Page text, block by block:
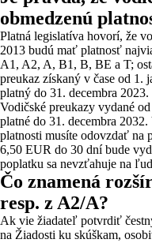
obmedzenú
Platná legislatíva hovorí, že
2013 budú mať platnosť
A1, A2, A, B1, B, BE a T;
preukaz získaný v čase od 1.
platný do 31. decembra 2023.
Vodičské preukazy vydané
platné do 31. decembra
platnosti musíte odovzdať na
6,50 EUR do 30 dní bude
poplatku sa nevzťahuje na
Čo znamená
resp. z A2/A?
Ak vie žiadateľ potvrdiť
na Žiadosti ku skúškam,